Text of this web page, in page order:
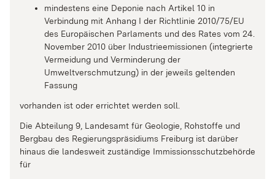
mindestens eine Deponie nach Artikel 10 in
Verbindung mit Anhang I der Richtlinie 2010/75/EU
des Europäischen Parlaments und des Rates vom 24.
November 2010 über Industrieemissionen (integrierte
Vermeidung und Verminderung der
Umweltverschmutzung) in der jeweils geltenden
Fassung
vorhanden ist oder errichtet werden soll.
Die Abteilung 9, Landesamt für Geologie, Rohstoffe und
Bergbau des Regierungspräsidiums Freiburg ist darüber
hinaus die landesweit zuständige Immissionsschutzbehörde
für